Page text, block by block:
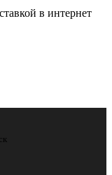
в интернет